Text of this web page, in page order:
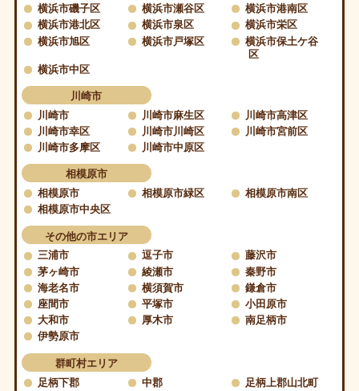
横浜市磯子区
横浜市瀬谷区
横浜市港南区
横浜市港北区
横浜市泉区
横浜市栄区
横浜市旭区
横浜市戸塚区
横浜市保土ケ谷
区
横浜市中区
川崎市
川崎市
川崎市麻生区
川崎市高津区
川崎市幸区
川崎市川崎区
川崎市宮前区
川崎市多摩区
川崎市中原区
相模原市
相模原市
相模原市緑区
相模原市南区
相模原市中央区
その他の市エリア
三浦市
逗子市
藤沢市
茅ヶ崎市
綾瀬市
秦野市
海老名市
横須賀市
鎌倉市
座間市
平塚市
小田原市
大和市
厚木市
南足柄市
伊勢原市
群町村エリア
足柄下郡
中郡
足柄上郡山北町